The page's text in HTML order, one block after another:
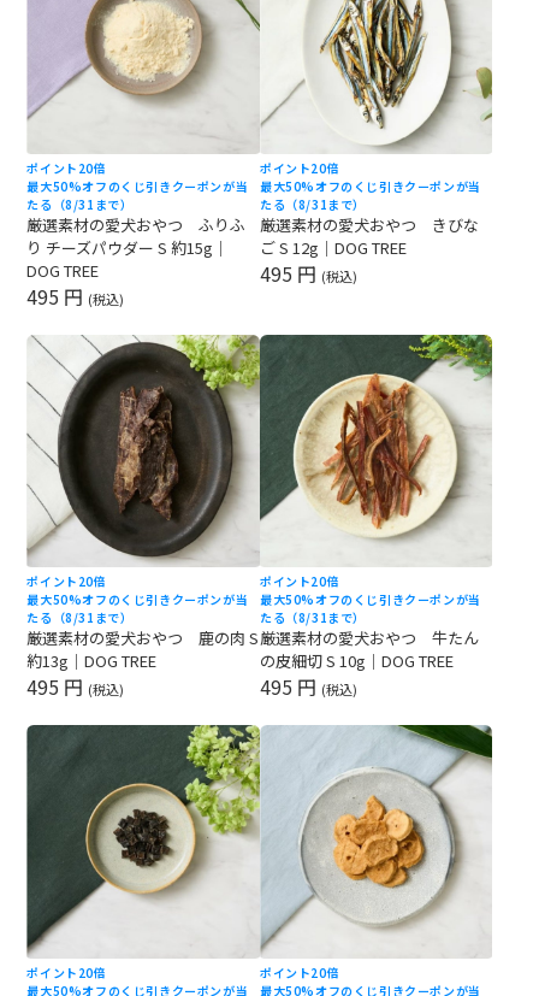
ポイント20倍
最大50%オフのくじ引きクーポンが当
たる（8/31まで）
厳選素材の愛犬おやつ ふりふ
り チーズパウダー S 約15g｜
DOG TREE
495 円 (税込)
ポイント20倍
最大50%オフのくじ引きクーポンが当
たる（8/31まで）
厳選素材の愛犬おやつ きびな
ご S 12g｜DOG TREE
495 円 (税込)
ポイント20倍
最大50%オフのくじ引きクーポンが当
たる（8/31まで）
厳選素材の愛犬おやつ 鹿の肉 S
約13g｜DOG TREE
495 円 (税込)
ポイント20倍
最大50%オフのくじ引きクーポンが当
たる（8/31まで）
厳選素材の愛犬おやつ 牛たん
の皮細切 S 10g｜DOG TREE
495 円 (税込)
ポイント20倍
最大50%オフのくじ引きクーポンが当
ポイント20倍
最大50%オフのくじ引きクーポンが当